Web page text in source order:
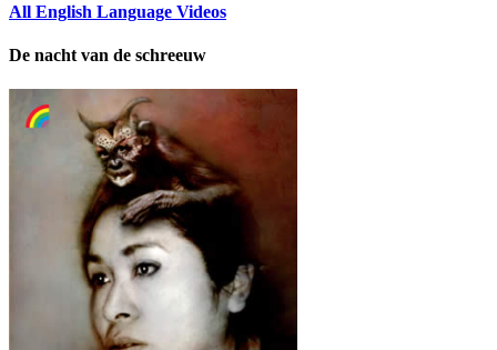
All English Language Videos
De nacht van de schreeuw